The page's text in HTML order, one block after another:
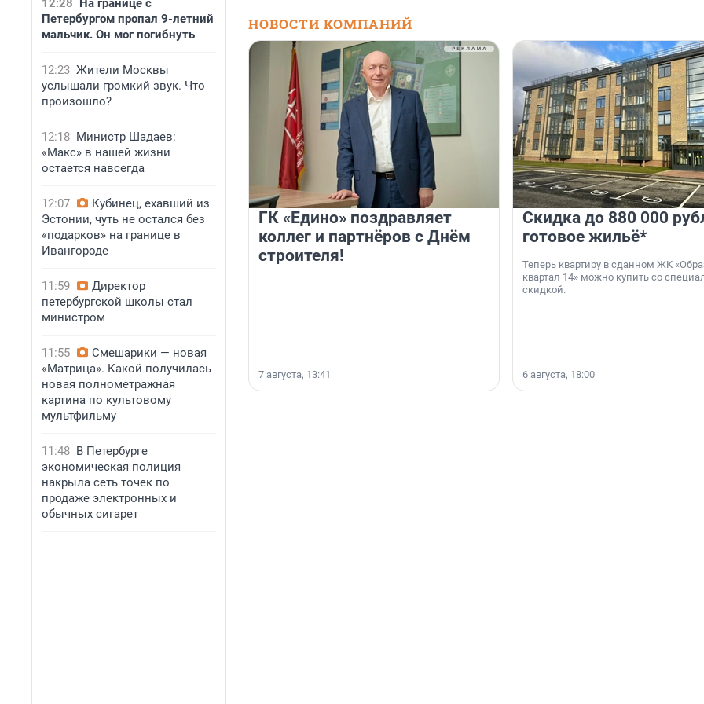
12:28 На границе с
Петербургом пропал 9-летний
мальчик. Он мог погибнуть
12:23 Жители Москвы
услышали громкий звук. Что
произошло?
12:18 Министр Шадаев:
«Макс» в нашей жизни
остается навсегда
12:07
Кубинец, ехавший из
Эстонии, чуть не остался без
«подарков» на границе в
Ивангороде
11:59
Директор
петербургской школы стал
министром
11:55
Смешарики — новая
«Матрица». Какой получилась
новая полнометражная
картина по культовому
мультфильму
11:48 В Петербурге
экономическая полиция
накрыла сеть точек по
продаже электронных и
обычных сигарет
НОВОСТИ КОМПАНИЙ
ГК «Едино» поздравляет
коллег и партнёров с Днём
строителя!
7 августа, 13:41
Скидка до 880 000
готовое жильё*
Теперь квартиру в сданном ЖК
квартал 14» можно купить со
скидкой.
6 августа, 18:00